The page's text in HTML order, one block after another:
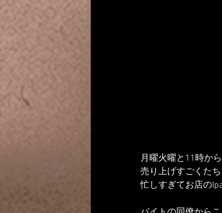
月曜火曜と11時か
売り上げすごくたち
忙しすぎてお店の